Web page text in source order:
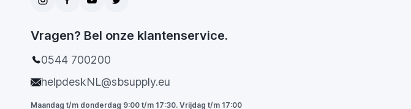
Vragen? Bel onze klantenservice.
0544 700200
helpdeskNL@sbsupply.eu
Maandag t/m donderdag 9:00 t/m 17:30. Vrijdag t/m 17:00